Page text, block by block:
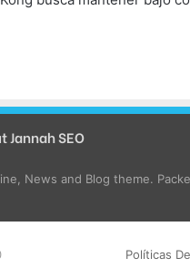
Jannah SEO
News and Blog theme.
Políticas